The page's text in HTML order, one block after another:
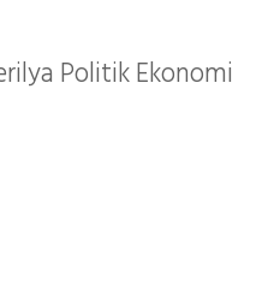
Politik Ekonomi